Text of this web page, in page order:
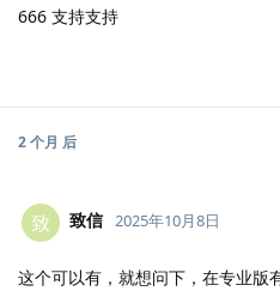
666 支持支持
2 个月 后
致 致信 2025年10月8日
这个可以有，就想问下，在专业版